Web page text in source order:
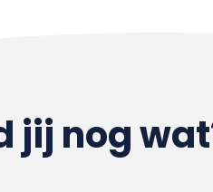
jij nog